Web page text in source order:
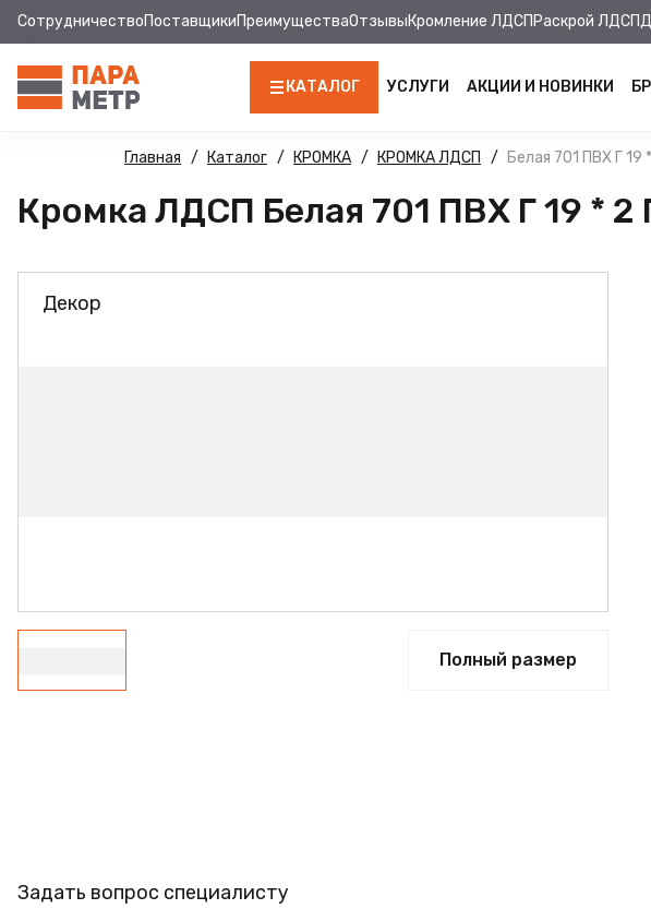
СотрудничествоПоставщикиПреимуществаОтзывыКромление ЛДСП Раскрой ЛДСП
КАТАЛОГ
ЛДСП
КРОМКА
УСЛУГИ АКЦИИ И НОВИНКИ
Главная Каталог КРОМКА КРОМКА ЛДСП Белая 701 ПВХ Г 19
Кромка ЛДСП Белая 701 ПВХ Г 19 * 2
Декор
Полный размер
Задать вопрос специалисту